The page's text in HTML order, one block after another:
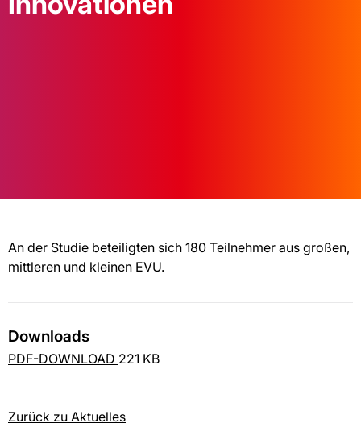
An der Studie beteiligten sich 180 Teilnehmer aus großen,
mittleren und kleinen EVU.
Downloads
PDF-DOWNLOAD 221 KB
Zurück zu Aktuelles